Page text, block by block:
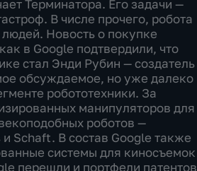
Терминатора. Его задачи —
В числе прочего, робота
Новость о покупке
в Google подтвердили, что
стал Энди Рубин — создатель
обсуждаемое, но уже далеко
робототехники. За
манипуляторов для
роботов —
Schaft. В состав Google также
системы для киносъемок
перешли и портфели патентов